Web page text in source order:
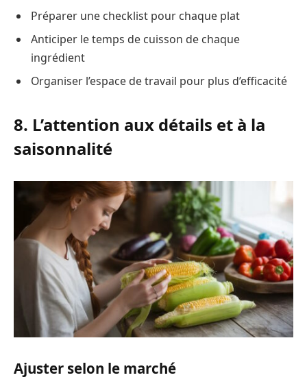
Préparer une checklist pour chaque plat
Anticiper le temps de cuisson de chaque
ingrédient
Organiser l’espace de travail pour plus d’efficacité
8. L’attention aux détails et à la
saisonnalité
Ajuster selon le marché